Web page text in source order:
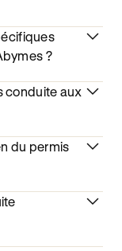
?
conduite aux
du permis